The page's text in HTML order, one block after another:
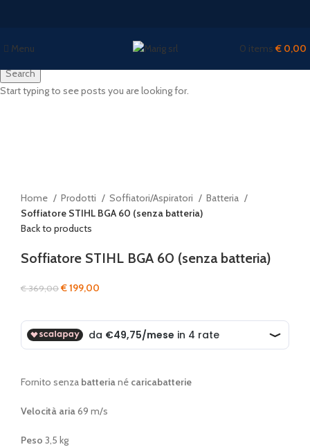
Menu 0 items € 0,00
Home Prodotti Soffiatori/Aspiratori
Batteria
Soffiatore STIHL BGA 60 (senza batteria)
Back to products
Soffiatore STIHL BGA 60 (senza batteria)
€369,00Il
era:
€ 369,00.
€199,00
è:
€ 199,00.
Fornito senza batteria né caricabatterie
Velocità aria 69 m/s
Peso 3,5 kg
Search
Start typing to see posts you are looking for.